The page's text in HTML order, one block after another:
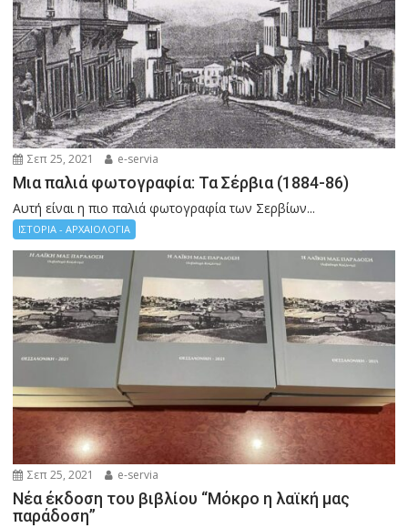
Σεπ 25, 2021 e-servia
Μια παλιά φωτογραφία: Τα Σέρβια (1884-86)
Αυτή είναι η πιο παλιά φωτογραφία των Σερβίων...
ΙΣΤΟΡΙΑ - ΑΡΧΑΙΟΛΟΓΙΑ
Σεπ 25, 2021 e-servia
Νέα έκδοση του βιβλίου “Μόκρο η λαϊκή μας
παράδοση”